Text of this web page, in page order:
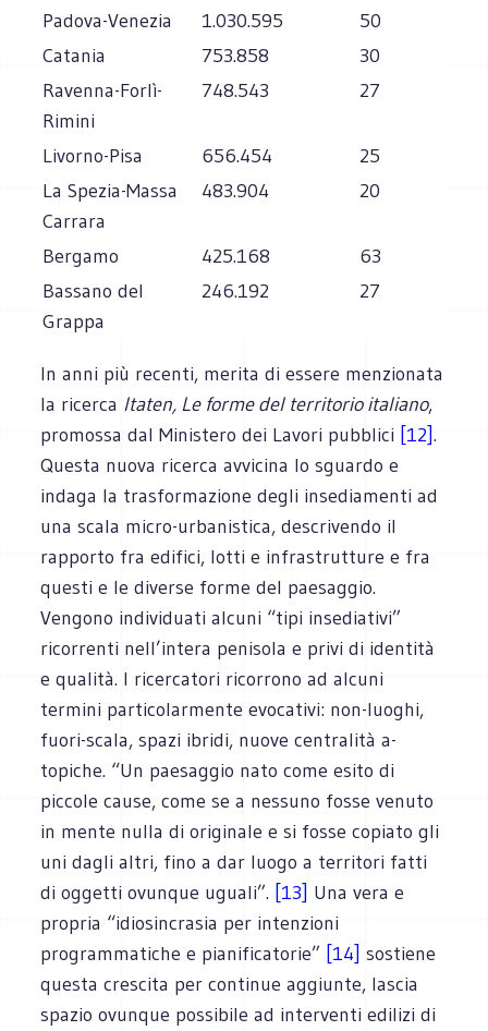
Padova-Venezia 1.030.595
50
Catania
753.858
30
Ravenna-Forlì-
Rimini
748.543 27
Livorno-Pisa 656.454
25
La Spezia-Massa
Carrara
483.904 20
Bergamo 425.168
63
Bassano del
Grappa
246.192 27
In anni più recenti, merita di essere menzionata
la ricerca Itaten, Le forme del territorio italiano,
promossa dal Ministero dei Lavori pubblici [12].
Questa nuova ricerca avvicina lo sguardo e
indaga la trasformazione degli insediamenti ad
una scala micro-urbanistica, descrivendo il
rapporto fra edifici, lotti e infrastrutture e fra
questi e le diverse forme del paesaggio.
Vengono individuati alcuni “tipi insediativi”
ricorrenti nell’intera penisola e privi di identità
e qualità. I ricercatori ricorrono ad alcuni
termini particolarmente evocativi: non-luoghi,
fuori-scala, spazi ibridi, nuove centralità a-
topiche. “Un paesaggio nato come esito di
piccole cause, come se a nessuno fosse venuto
in mente nulla di originale e si fosse copiato gli
uni dagli altri, fino a dar luogo a territori fatti
di oggetti ovunque uguali”. [13] Una vera e
propria “idiosincrasia per intenzioni
programmatiche e pianificatorie” [14] sostiene
questa crescita per continue aggiunte, lascia
spazio ovunque possibile ad interventi edilizi di